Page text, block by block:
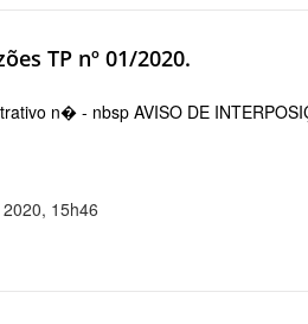
TP nº 01/2020.
n� - nbsp AVISO DE
15h46